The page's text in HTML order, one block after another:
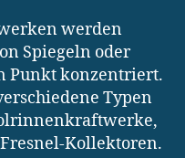
werden
Spiegeln oder
Punkt konzentriert.
Typen
Kollektoren.